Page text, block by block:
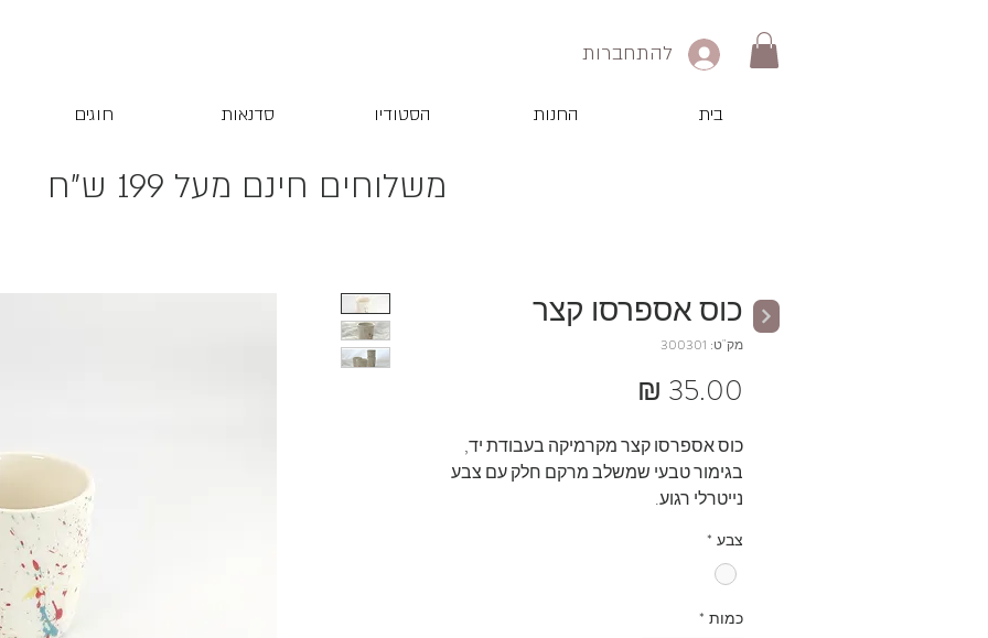
להתחברות
בית החנות הסטודיו סדנאות חוגים
משלוחים חינם מעל 199 ש"ח
כוס אספרסו קצר
מק"ט: 300301
כוס אספרסו קצר מקרמיקה בעבודת יד,
בגימור טבעי שמשלב מרקם חלק עם צבע
נייטרלי רגוע.
לאחיזה ומוסיפות חום לפינת הקפה.
צבע *
כמות *